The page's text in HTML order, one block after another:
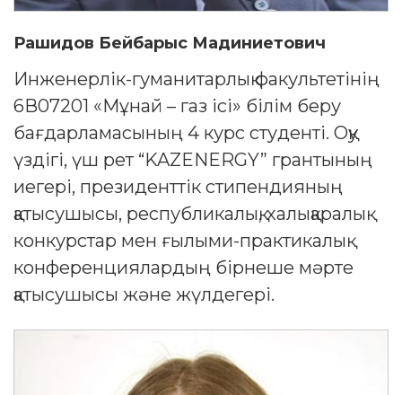
Рашидов Бейбарыс Мадиниетович
Инженерлік-гуманитарлық факультетінің
6В07201 «Мұнай – газ ісі» білім беру
бағдарламасының 4 курс студенті. Оқу
үздігі, үш рет “KAZENERGY” грантының
иегері, президенттік стипендияның
қатысушысы, республикалық, халықаралық
конкурстар мен ғылыми-практикалық
конференциялардың бірнеше мәрте
қатысушысы және жүлдегері.